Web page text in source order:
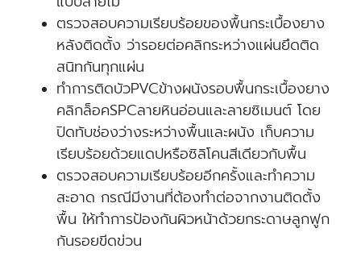
ตรวจสอบความเรียบร้อยของพื้นกระเบื้องยาง
หลังติดตั้ง ว่ารอยต่อคลิกระหว่างแผ่นยึดติด
สนิทกันทุกแผ่น
ทำการติดบัวPVCข้างผนังรอบพื้นกระเบื้องยาง
คลิกล็อคSPCลายหินอ่อนและลายซิเมนต์ โดย
ปิดทับช่องว่างระหว่างพื้นและผนัง เก็บความ
เรียบร้อยด้วยแดปหรือซิลิโคนสีเดียวกับพื้น
ตรวจสอบความเรียบร้อยอีกครั้งและทำความ
สะอาด กรณีมีงานที่ต้องทำต่อจากงานติดตั้ง
พื้น ให้ทำการป้องกันผิวหน้าด้วยกระดาษลูกฟูก
กันรอยขีดข่วน